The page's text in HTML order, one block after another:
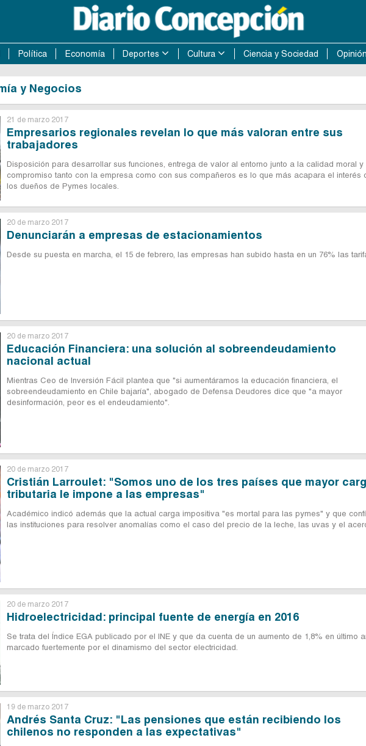
Política Economía Deportes Cultura Ciencia y Sociedad Opinión
y Negocios
21 de marzo 2017
Empresarios regionales revelan lo que más valoran entre sus
trabajadores
Disposición para desarrollar sus funciones, entrega de valor al entorno junto a la calidad moral y
compromiso tanto con la empresa como con sus compañeros es lo que más acapara el interés
los dueños de Pymes locales.
20 de marzo 2017
Denunciarán a empresas de estacionamientos
Desde su puesta en marcha, el 15 de febrero, las empresas han subido hasta en un 76% las
20 de marzo 2017
Educación Financiera: una solución al sobreendeudamiento
nacional actual
Mientras Ceo de Inversión Fácil plantea que "si aumentáramos la educación financiera, el
sobreendeudamiento en Chile bajaría", abogado de Defensa Deudores dice que "a mayor
desinformación, peor es el endeudamiento".
20 de marzo 2017
Cristián Larroulet: "Somos uno de los tres países que mayor
tributaria le impone a las empresas"
Académico indicó además que la actual carga impositiva "es mortal para las pymes" y que
las instituciones para resolver anomalías como el caso del precio de la leche, las uvas y el
20 de marzo 2017
Hidroelectricidad: principal fuente de energía en 2016
Se trata del Índice EGA publicado por el INE y que da cuenta de un aumento de 1,8% en último
marcado fuertemente por el dinamismo del sector electricidad.
19 de marzo 2017
Andrés Santa Cruz: "Las pensiones que están recibiendo los
chilenos no responden a las expectativas"